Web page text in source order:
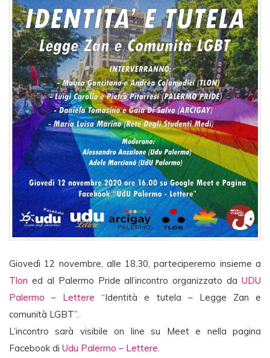
Giovedì 12 novembre, alle 18.30, parteciperemo insieme a
Tlon ed al Palermo Pride all’incontro organizzato da UDU
Palermo – Lettere “Identità e tutela – Legge Zan e
comunità LGBT”.
L’incontro sarà visibile on line su Meet e nella pagina
Facebook di Udu Palermo – Lettere